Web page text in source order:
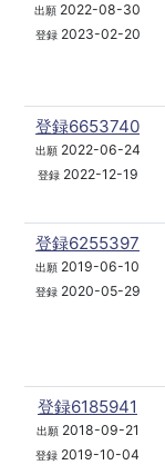
出願 2022-08-30
登録2023-02-20
登録6653740
出願2022-06-24
登録2022-12-19
登録6255397
出願 2019-06-10
登録2020-05-29
登録6185941
出願2018-09-21
登録 2019-10-04